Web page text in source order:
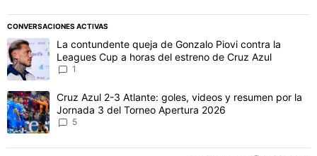
CONVERSACIONES ACTIVAS
Este listado muestra los artículos con más comentarios en los
Un artículo de tendencia con el título "La contundente queja de
La contundente queja de Gonzalo Piovi contra la
Leagues Cup a horas del estreno de Cruz Azul
1
Un artículo de tendencia con el título "Cruz Azul 2-3 Atlante:
Cruz Azul 2-3 Atlante: goles, videos y resumen por la
Jornada 3 del Torneo Apertura 2026
5